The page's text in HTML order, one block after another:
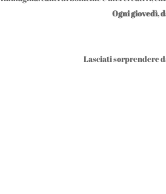
Ogni giovedì,
Lasciati sorprendere